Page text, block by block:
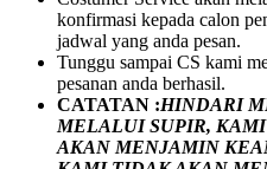
konfirmasi kepada calon
jadwal yang anda pesan.
Tunggu sampai CS kami
pesanan anda berhasil.
CATATAN :HINDARI
MELALUI SUPIR, KAMI
AKAN MENJAMIN